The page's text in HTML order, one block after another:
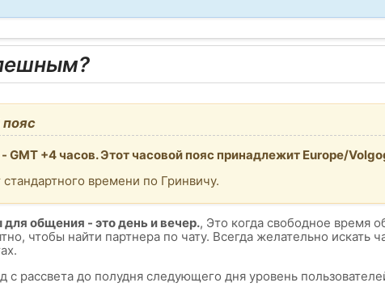
+4 часов. Этот часовой пояс принадлежит Europe/
времени по Гринвичу.
общения - это день и вечер., Это когда свободное время
чтобы найти партнера по чату. Всегда желательно искать
с рассвета до полудня следующего дня уровень